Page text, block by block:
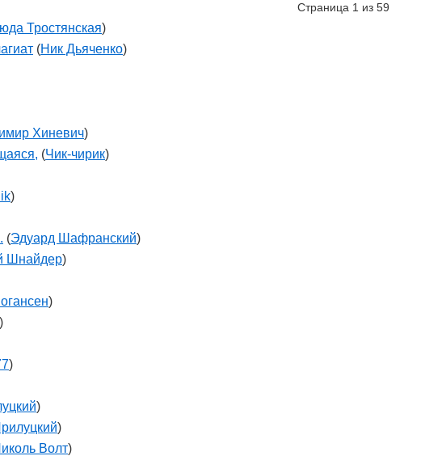
Страница 1 из 59
Тростянская)
(Ник Дьяченко)
Хиневич)
(Чик-чирик)
)
(Эдуард Шафранский)
Шнайдер)
)
)
)
)
)
Волт)